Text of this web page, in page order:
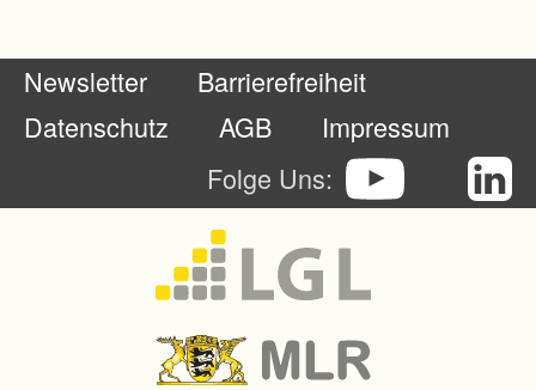
Newsletter
Barrierefreiheit
Datenschutz
AGB
Impressum
Folge Uns: